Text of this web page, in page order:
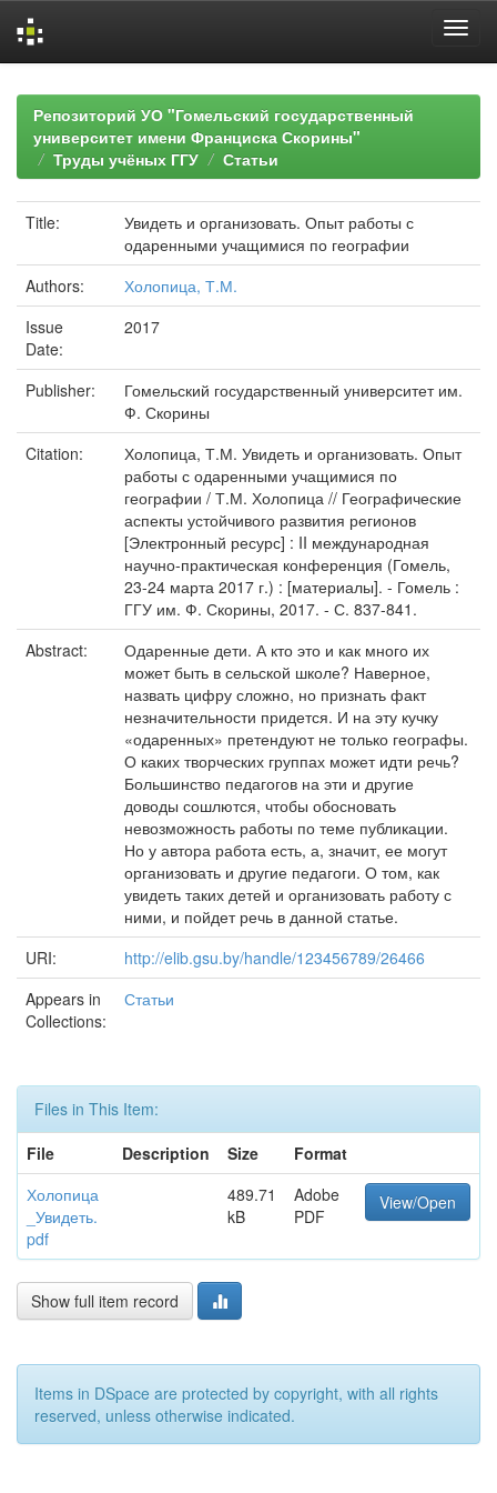
navigationРепозиторий УО "Гомельский государственный
университет имени Франциска Скорины"
Труды учёных ГГУ
Статьи
Title:
Увидеть и организовать. Опыт работы с
одаренными учащимися по географии
Authors:
Холопица, Т.М.
Issue
Date:
2017
Publisher:
Гомельский государственный университет им.
Ф. Скорины
Citation:
Холопица, Т.М. Увидеть и организовать. Опыт
работы с одаренными учащимися по
географии / Т.М. Холопица // Географические
аспекты устойчивого развития регионов
[Электронный ресурс] : II международная
научно-практическая конференция (Гомель,
23-24 марта 2017 г.) : [материалы]. - Гомель :
ГГУ им. Ф. Скорины, 2017. - С. 837-841.
Abstract:
Одаренные дети. А кто это и как много их
может быть в сельской школе? Наверное,
назвать цифру сложно, но признать факт
незначительности придется. И на эту кучку
«одаренных» претендуют не только географы.
О каких творческих группах может идти речь?
Большинство педагогов на эти и другие
доводы сошлются, чтобы обосновать
невозможность работы по теме публикации.
Но у автора работа есть, а, значит, ее могут
организовать и другие педагоги. О том, как
увидеть таких детей и организовать работу с
ними, и пойдет речь в данной статье.
URI:
http://elib.gsu.by/handle/123456789/26466
Appears in
Collections:
Статьи
Files in This Item:
File
Description Size
Format
Холопица
_Увидеть.
pdf
489.71
kB
Adobe
PDF
View/Open
Show full item record
Items in DSpace are protected by copyright, with all rights
reserved, unless otherwise indicated.